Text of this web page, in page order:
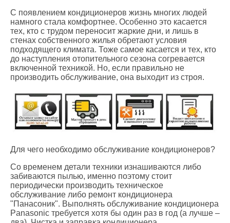
С появлением кондиционеров жизнь многих людей
намного стала комфортнее. Особенно это касается
тех, кто с трудом переносит жаркие дни, и лишь в
стенах собственного жилья обретают условия
подходящего климата. Тоже самое касается и тех, кто
до наступления отопительного сезона согревается
включенной техникой. Но, если правильно не
производить обслуживание, она выходит из строя.
Для чего необходимо обслуживание кондиционеров?
Со временем детали техники изнашиваются либо
забиваются пылью, именно поэтому стоит
периодически производить техническое
обслуживание либо ремонт кондиционера
"Панасоник". Выполнять обслуживание кондиционера
Panasonic требуется хотя бы один раз в год (а лучше –